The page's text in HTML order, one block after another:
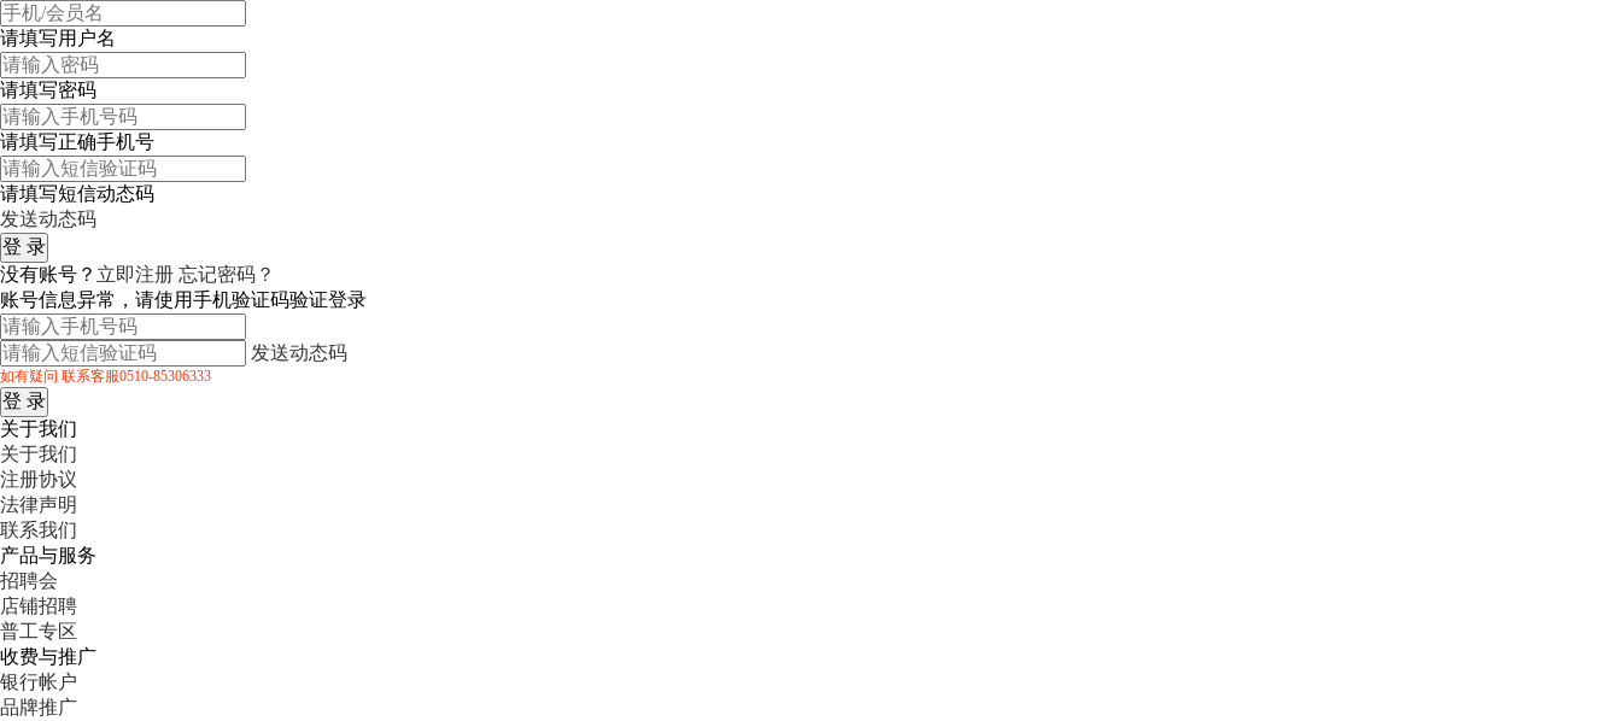
请填写用户名
请填写密码
请填写正确手机号
请填写短信动态码
发送动态码
没有账号？ 立即注册 忘记密码？
账号信息异常，请使用手机验证码验证登录
发送动态码
如有疑问 联系客服0510-85306333
关于我们
关于我们
注册协议
法律声明
联系我们
产品与服务
招聘会
店铺招聘
普工专区
收费与推广
银行帐户
品牌推广